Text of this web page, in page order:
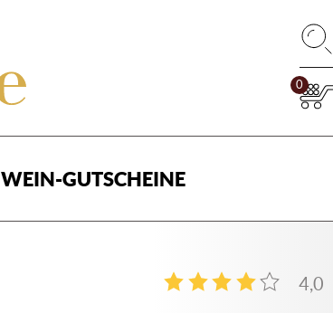
0
WEIN-GUTSCHEINE
4,0
4